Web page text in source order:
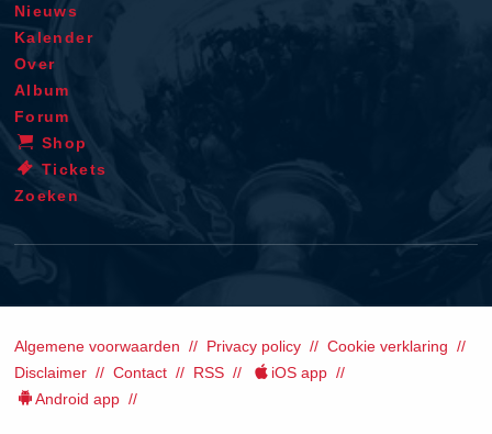
Nieuws
Kalender
Over
Album
Forum
Shop
Tickets
Zoeken
Algemene voorwaarden Privacy policy
Cookie verklaring
Disclaimer
Contact RSS
iOS app
Android app